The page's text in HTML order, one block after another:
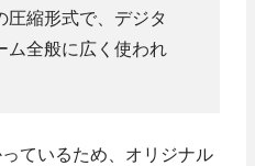
圧縮形式で、デジタ
ム全般に広く使われ
ているため、オリジナル